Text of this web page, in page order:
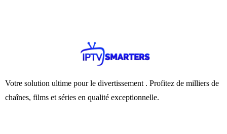
Votre solution ultime pour le divertissement . Profitez de milliers de
chaînes, films et séries en qualité exceptionnelle.